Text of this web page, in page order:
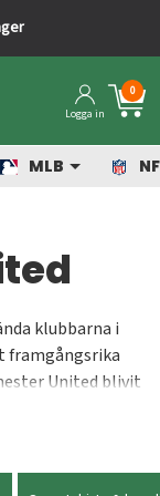
Logga in
0
MLB
klubbarna i
framgångsrika
United blivit
att Manchester
från de